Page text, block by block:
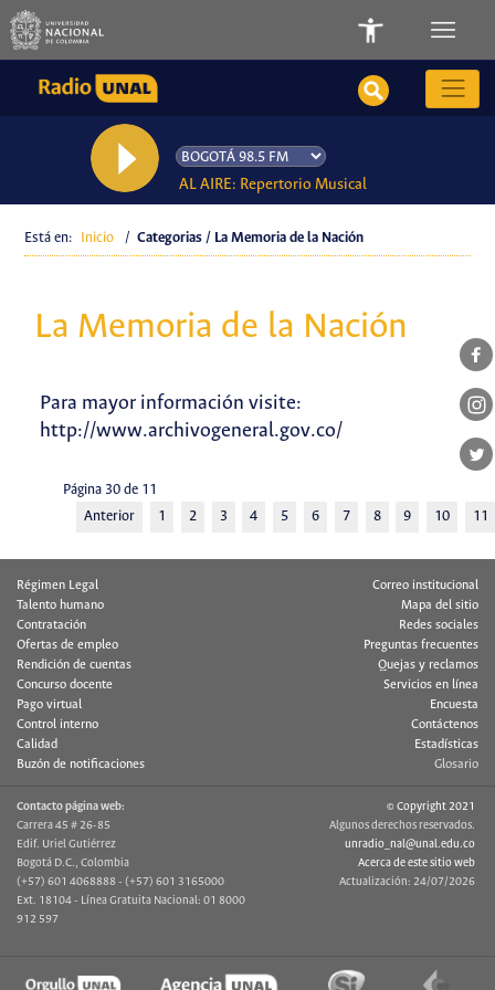
AL AIRE: Repertorio Musical
Está en: Inicio / Categorias / La Memoria de la Nación
La Memoria de la Nación
Para mayor información visite:
http://www.archivogeneral.gov.co/
Página 30 de 11
Anterior
1 2 3 4 5 6 7 8 9 10 11
Régimen Legal
Talento humano
Contratación
Ofertas de empleo
Rendición de cuentas
Concurso docente
Pago virtual
Control interno
Calidad
Buzón de notificaciones
Correo institucional
Mapa del sitio
Redes sociales
Preguntas frecuentes
Quejas y reclamos
Servicios en línea
Encuesta
Contáctenos
Estadísticas
Glosario
Contacto página web:
Carrera 45 # 26-85
Edif. Uriel Gutiérrez
Bogotá D.C., Colombia
(+57) 601 4068888 - (+57) 601 3165000
Ext. 18104 - Línea Gratuita Nacional: 01 8000
912 597
© Copyright 2021
Algunos derechos reservados.
unradio_nal@unal.edu.co
Acerca de este sitio web
Actualización: 24/07/2026